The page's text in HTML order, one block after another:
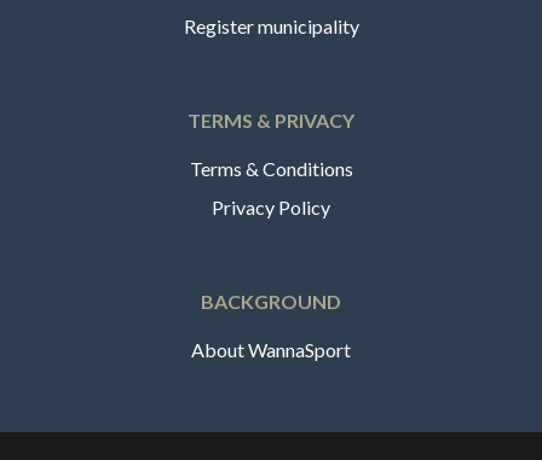
Register municipality
TERMS & PRIVACY
Terms & Conditions
Privacy Policy
BACKGROUND
About WannaSport